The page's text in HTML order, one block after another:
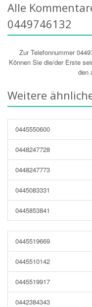
Alle
0449746132
Zur Telefonnummer
Können Sie die/der Erste
den
Weitere
0445550600
0448247728
0448247773
0445083331
0445853841
0445519669
0445510142
0445519917
0442384343